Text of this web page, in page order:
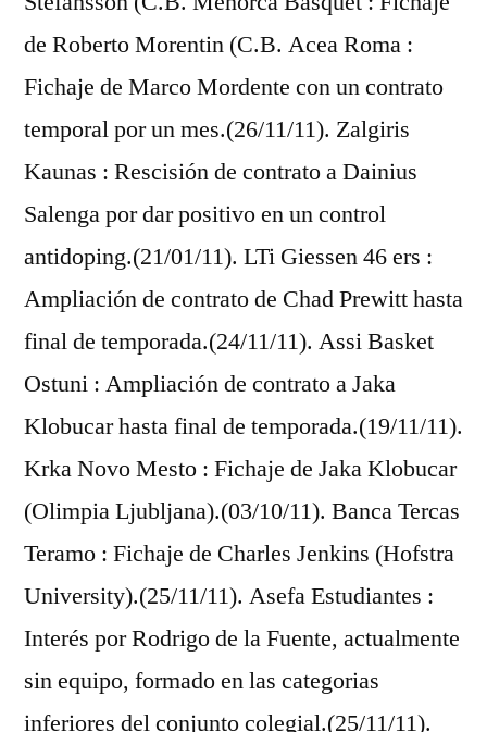
de Roberto Morentin (C.B. Acea Roma :
Fichaje de Marco Mordente con un contrato
temporal por un mes.(26/11/11). Zalgiris
Kaunas : Rescisión de contrato a Dainius
Salenga por dar positivo en un control
antidoping.(21/01/11). LTi Giessen 46 ers :
Ampliación de contrato de Chad Prewitt hasta
final de temporada.(24/11/11). Assi Basket
Ostuni : Ampliación de contrato a Jaka
Klobucar hasta final de temporada.(19/11/11).
Krka Novo Mesto : Fichaje de Jaka Klobucar
(Olimpia Ljubljana).(03/10/11). Banca Tercas
Teramo : Fichaje de Charles Jenkins (Hofstra
University).(25/11/11). Asefa Estudiantes :
Interés por Rodrigo de la Fuente, actualmente
sin equipo, formado en las categorias
inferiores del conjunto colegial.(25/11/11).